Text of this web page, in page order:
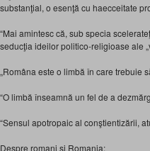
substanţial, o esenţă cu haecceitate
“Mai amintesc că, sub specia
seducţia ideilor politico-religioase ale
„Româna este o limbă în care trebuie
“‎O limbă înseamnă un fel de a
“Sensul apotropaic al conştientizării,
Despre romani si Romania: